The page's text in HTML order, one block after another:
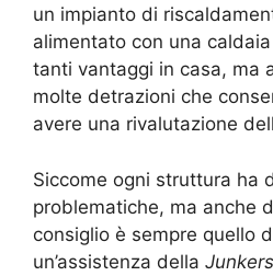
un impianto di
alimentato con una
tanti vantaggi in casa, ma
molte detrazioni che
avere una rivalutazione
Siccome ogni struttura ha
problematiche, ma anche
consiglio è sempre quello
un’assistenza della Junkers